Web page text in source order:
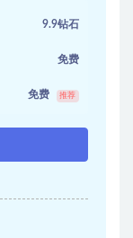
9.9钻石
免费
免费 推荐